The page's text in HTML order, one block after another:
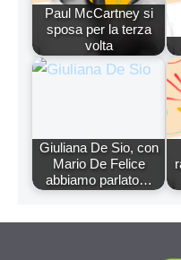
Paul McCartney si
sposa per la terza
volta
Giuliana De Sio, con
Mario De Felice
abbiamo parlato…